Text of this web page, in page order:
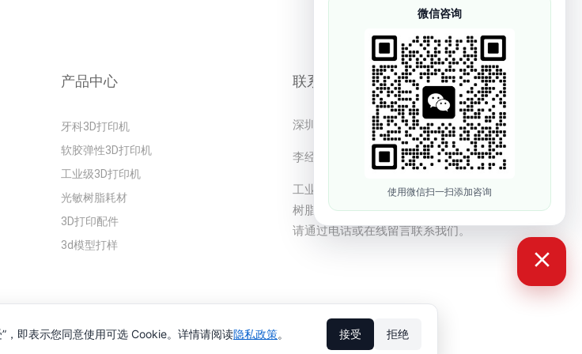
产品中心
牙科3D打印机
软胶弹性3D打印机
工业级3D打印机
光敏树脂耗材
3D打印配件
3d模型打样
联系方式
深圳市依迪姆智能科技有限公司
李经理：19128329562
工业级3D打印机价格、设备选型、光敏
树脂配套、样品测试和售后服务咨询，
请通过电话或在线留言联系我们。
姆智能科技有限公司 粤ICP备16118934号 网站地图
微信咨询
使用微信扫一扫添加咨询
，即表示您同意使用可选 Cookie。详情请阅读隐私政策。 接受 拒绝